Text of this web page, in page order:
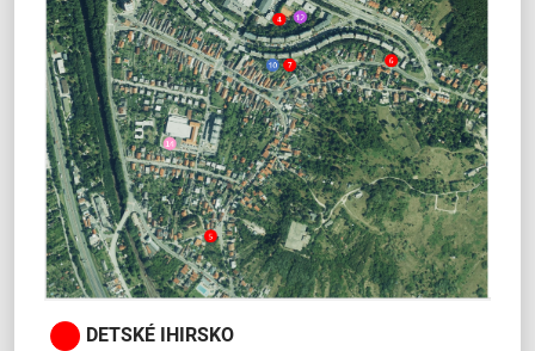
DETSKÉ IHIRSKO